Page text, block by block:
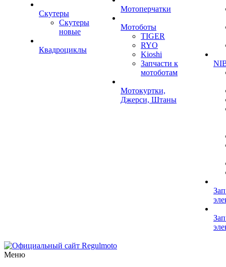
Скутеры
Скутеры
новые
Квадроциклы
Мотоперчатки
Мотоботы
TIGER
RYO
Kioshi
Запчасти к
мотоботам
Мотокуртки,
Джерси, Штаны
Меню